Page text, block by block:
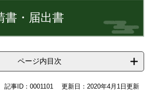
書・届出書
ページ内目次
記事ID：0001101 更新日：2020年4月1日更新